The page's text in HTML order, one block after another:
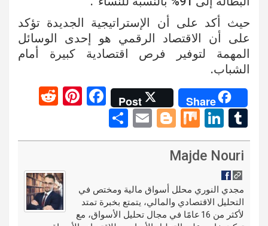
حيث أكد على أن الإستراتيجية الجديدة تؤكد
على أن الاقتصاد الرقمي هو إحدى الوسائل
المهمة لتوفير فرص اقتصادية كبيرة أمام
الشباب.
Share
Post
F
ce
o
k
Pi
er
t
d
t
T
u
m
bl
r
Li
n
ke
n
M
ix
Bl
o
er
E
m
h
Majde Nouri
مجدي النوري محلل أسواق مالية ومختص في
التحليل الاقتصادي والمالي، يتمتع بخبرة تمتد
لأكثر من 16 عامًا في مجال تحليل الأسواق، مع